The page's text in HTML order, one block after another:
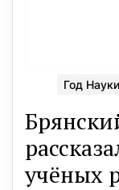
Год
учёных